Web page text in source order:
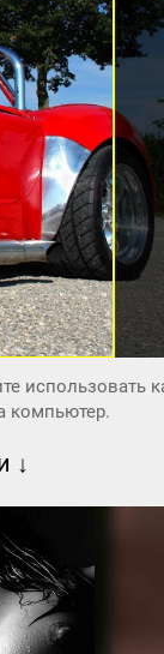
использовать
компьютер.
↓